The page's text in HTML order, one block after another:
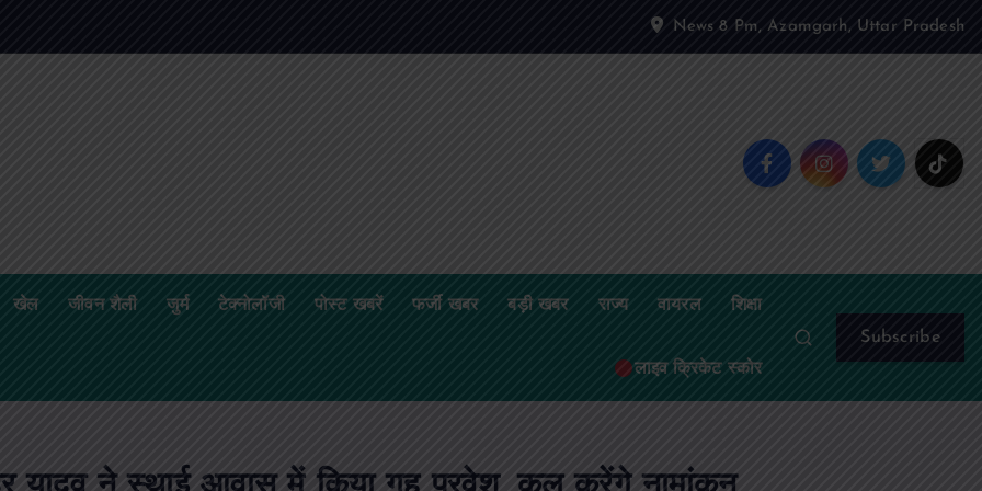
News 8 Pm, Azamgarh, Uttar Pradesh
खेल जीवन शैली जुर्म टेक्नोलॉजी पोस्ट खबरें फर्जी खबर बड़ी खबर राज्य वायरल शिक्षा
लाइव क्रिकेट स्कोर
Subscribe